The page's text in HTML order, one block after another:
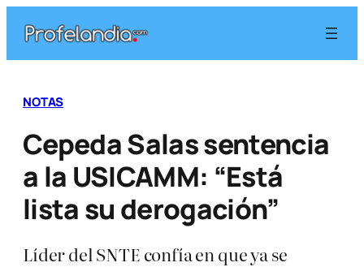
contenido
NOTAS
Cepeda Salas sentencia
a la USICAMM: “Está
lista su derogación”
Líder del SNTE confía en que ya se